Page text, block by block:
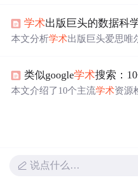
本、使用方法 ）、应用案例（
译）、最佳实践及典型生态项
学术出版巨头的数据科学实践：爱
本文分析学术出版巨头爱思唯
技术层面的启示，提出务实的
议。
类似google学术搜索：
本文介绍了10个主流学术资源
位高质量学术文献。
说点什么…